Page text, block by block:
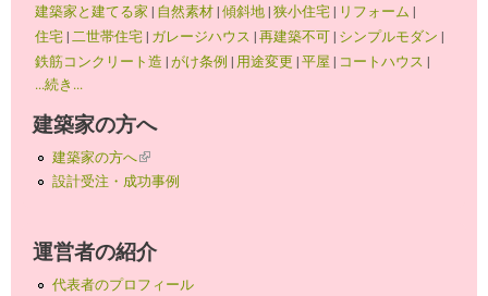
建築家と建てる家 | 自然素材|傾斜地|狭小住宅| リフォーム |
住宅|二世帯住宅| ガレージハウス |再建築不可| シンプルモダン |
鉄筋コンクリート造 |がけ条例 | 用途変更 |平屋 | コートハウス |
...続き...
建築家の方へ
建築家の方へ(link is external)
設計受注・成功事例
運営者の紹介
代表者のプロフィール